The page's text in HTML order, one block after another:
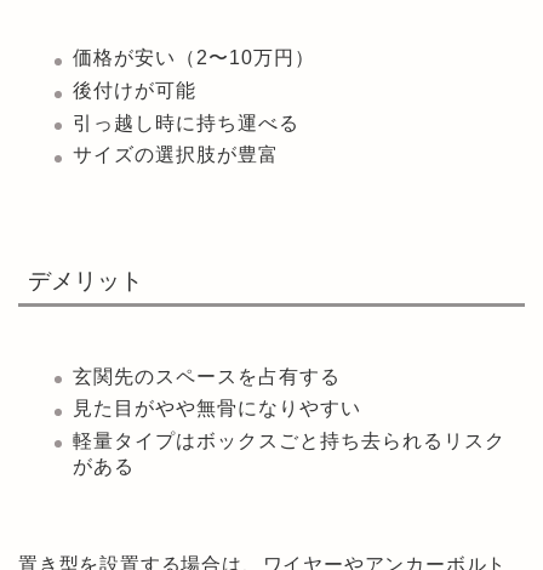
価格が安い（2〜10万円）
後付けが可能
引っ越し時に持ち運べる
サイズの選択肢が豊富
デメリット
玄関先のスペースを占有する
見た目がやや無骨になりやすい
軽量タイプはボックスごと持ち去られるリスク
がある
置き型を設置する場合は、ワイヤーやアンカーボルト